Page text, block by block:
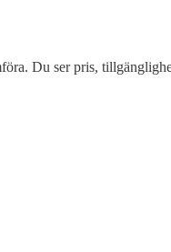
Du ser pris,